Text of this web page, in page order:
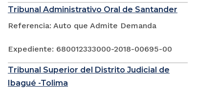
Tribunal Administrativo Oral de Santander
Referencia: Auto que Admite Demanda
Expediente: 680012333000-2018-00695-00
Tribunal Superior del Distrito Judicial de
Ibagué -Tolima